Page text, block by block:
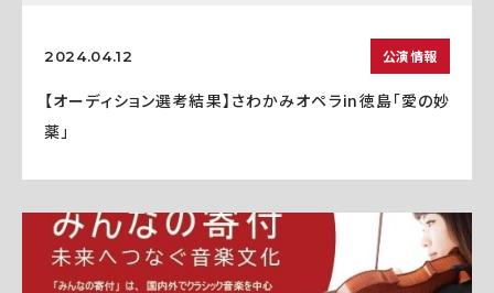
2024.04.12 公演情報
【オーディション選考結果】さわかみオペラin徳島「愛の妙
薬」